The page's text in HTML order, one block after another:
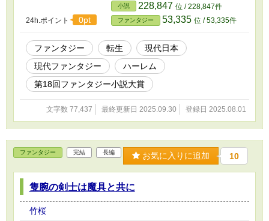
24h.ポイント 0pt
小説 228,847 位 / 228,847件
ファンタジー 53,335 位 / 53,335件
ファンタジー 転生
現代日本
現代ファンタジー
ハーレム
第18回ファンタジー小説大賞
文字数 77,437 最終更新日 2025.09.30 登録日 2025.08.01
ファンタジー 完結 長編 お気に入りに追加 10
隻腕の剣士は魔具と共に
竹桜